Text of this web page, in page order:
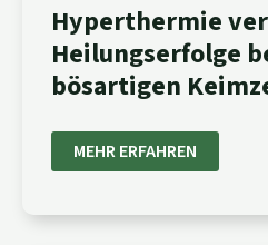
Hyperthermie
Heilungserfolge
bösartigen
HYPERTHERMIE
VERBESSERT
HEILUNGSERFOLGE
BEI
KINDERN
MIT
KEIMZELLTUMOREN
MEHR ERFAHREN